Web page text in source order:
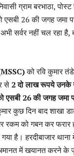
ग्राम बरभाठा,
26 की जगह जमा
सर्वर नहीं चल रहा
(MSSC)को रवि कुमार
से 2 दो लाख रूपये उनके
एसबी 26 की जगह जमा
कुछ दिन बाद शाखा
रकम को गबन कर
है। हरदीबाजार
में खयानत करने के